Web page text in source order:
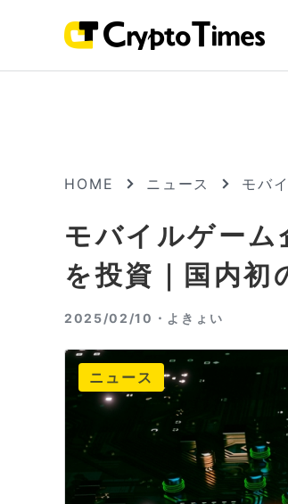
HOME ニュース モバ
モバイルゲー
を投資｜国内
2025/02/10・ よきょい
ニュース